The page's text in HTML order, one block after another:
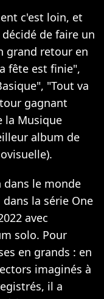
c'est loin, et
de faire un
grand retour en
fête est finie",
"Tout va
gagnant
la Musique
album de
dans le monde
la série One
avec
solo. Pour
en grands : en
imaginés à
il a